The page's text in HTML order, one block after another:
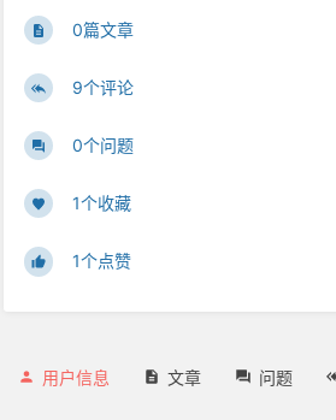
0篇文章
9个评论
0个问题
1个收藏
1个点赞
用户信息 文章 问题